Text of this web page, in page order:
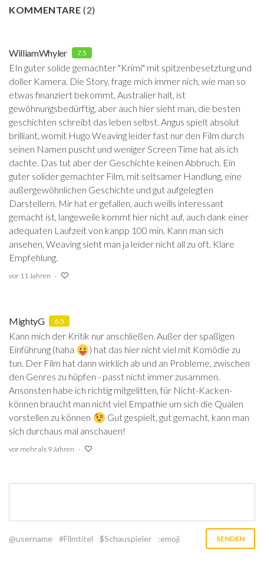
KOMMENTARE(2)
WilliamWhyler 7.5
EIn guter solide gemachter "Krimi" mit spitzenbesetztung und
doller Kamera. Die Story, frage mich immer nich, wie man so
etwas finanziert bekommt, Australier halt, ist
gewöhnungsbedürftig, aber auch hier sieht man, die besten
geschichten schreibt das leben selbst. Angus spielt absolut
brilliant, womit Hugo Weaving leider fast nur den Film durch
seinen Namen puscht und weniger Screen Time hat als ich
dachte. Das tut aber der Geschichte keinen Abbruch. Ein
guter solider gemachter Film, mit seltsamer Handlung, eine
außergewöhnlichen Geschichte und gut aufgelegten
Darstellern. Mir hat er gefallen, auch weills interessant
gemacht ist, langeweile kommt hier nicht auf, auch dank einer
adequaten Laufzeit von kanpp 100 min. Kann man sich
ansehen, Weaving sieht man ja leider nicht all zu oft. Klare
Empfehlung.
vor 11 Jahren
MightyG 6.5
Kann mich der Kritik nur anschließen. Außer der spaßigen
Einführung (haha
) hat das hier nicht viel mit Komödie zu
tun. Der Film hat dann wirklich ab und an Probleme, zwischen
den Genres zu hüpfen - passt nicht immer zusammen.
Ansonsten habe ich richtig mitgelitten, für Nicht-Kacken-
können braucht man nicht viel Empathie um sich die Qualen
vorstellen zu können
Gut gespielt, gut gemacht, kann man
sich durchaus mal anschauen!
vor mehr als 9 Jahren
@username #Filmtitel $Schauspieler :emoji